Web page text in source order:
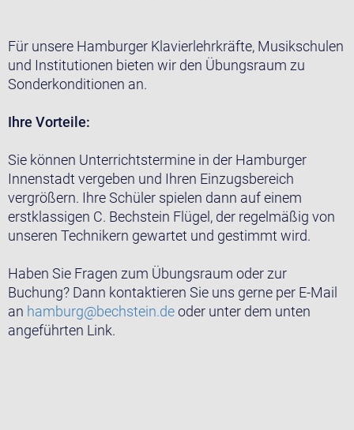
Für unsere Hamburger Klavierlehrkräfte, Musikschulen
und Institutionen bieten wir den Übungsraum zu
Sonderkonditionen an.
Ihre Vorteile:
Sie können Unterrichtstermine in der Hamburger
Innenstadt vergeben und Ihren Einzugsbereich
vergrößern. Ihre Schüler spielen dann auf einem
erstklassigen C. Bechstein Flügel, der regelmäßig von
unseren Technikern gewartet und gestimmt wird.
Haben Sie Fragen zum Übungsraum oder zur
Buchung? Dann kontaktieren Sie uns gerne per E-Mail
an hamburg@bechstein.deoder unter dem unten
angeführten Link.